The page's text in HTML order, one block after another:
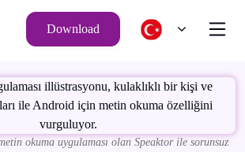
Download
okuma uygulaması olan Speaktor ile sorunsuz